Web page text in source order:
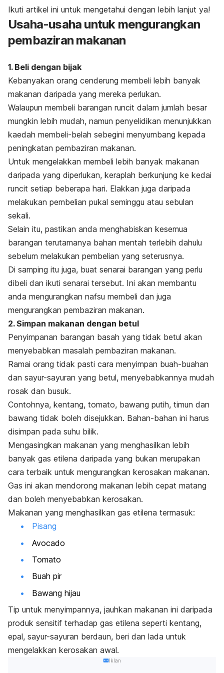
Ikuti artikel ini untuk mengetahui dengan lebih lanjut ya!
Usaha-usaha untuk mengurangkan
pembaziran makanan
1. Beli dengan bijak
Kebanyakan orang cenderung membeli lebih banyak
makanan daripada yang mereka perlukan.
Walaupun membeli barangan runcit dalam jumlah besar
mungkin lebih mudah, namun penyelidikan menunjukkan
kaedah membeli-belah sebegini menyumbang kepada
peningkatan pembaziran makanan.
Untuk mengelakkan membeli lebih banyak makanan
daripada yang diperlukan, keraplah berkunjung ke kedai
runcit setiap beberapa hari. Elakkan juga daripada
melakukan pembelian pukal seminggu atau sebulan
sekali.
Selain itu, pastikan anda menghabiskan kesemua
barangan terutamanya bahan mentah terlebih dahulu
sebelum melakukan pembelian yang seterusnya.
Di samping itu juga, buat senarai barangan yang perlu
dibeli dan ikuti senarai tersebut. Ini akan membantu
anda mengurangkan nafsu membeli dan juga
mengurangkan pembaziran makanan.
2. Simpan makanan dengan betul
Penyimpanan barangan basah yang tidak betul akan
menyebabkan masalah pembaziran makanan.
Ramai orang tidak pasti cara menyimpan buah-buahan
dan sayur-sayuran yang betul, menyebabkannya mudah
rosak dan busuk.
Contohnya, kentang, tomato, bawang putih, timun dan
bawang tidak boleh disejukkan. Bahan-bahan ini harus
disimpan pada suhu bilik.
Mengasingkan makanan yang menghasilkan lebih
banyak gas etilena daripada yang bukan merupakan
cara terbaik untuk mengurangkan kerosakan makanan.
Gas ini akan mendorong makanan lebih cepat matang
dan boleh menyebabkan kerosakan.
Makanan yang menghasilkan gas etilena termasuk:
Pisang
Avocado
Tomato
Buah pir
Bawang hijau
Tip untuk menyimpannya, jauhkan makanan ini daripada
produk sensitif terhadap gas etilena seperti kentang,
epal, sayur-sayuran berdaun, beri dan lada untuk
mengelakkan kerosakan awal.
Iklan